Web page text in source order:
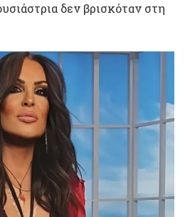
δεν βρισκόταν στη